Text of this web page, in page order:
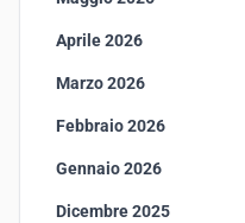
Aprile 2026
Marzo 2026
Febbraio 2026
Gennaio 2026
Dicembre 2025